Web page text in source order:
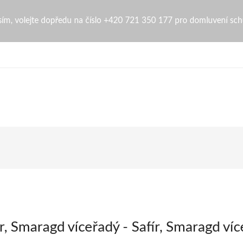
volejte dopředu na číslo +420 721 350 177 pro domluvení
Smaragd víceřadý - Safír, Smaragd